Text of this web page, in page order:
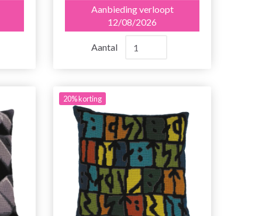
Aanbieding verloopt
12/08/2026
Aantal
20% korting